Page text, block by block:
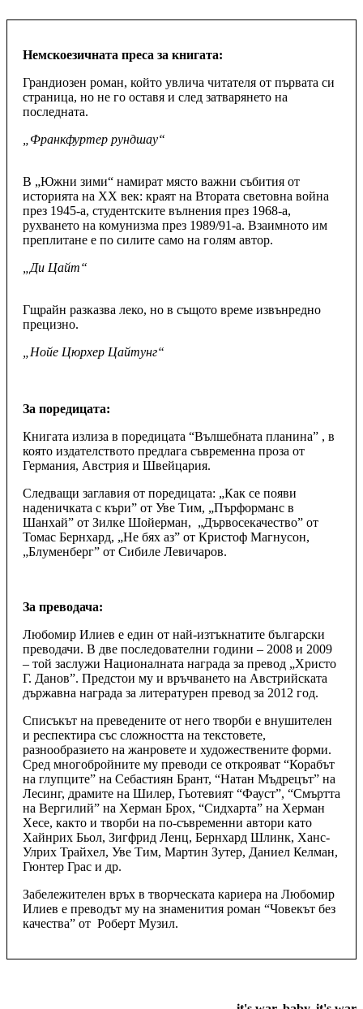
Немскоезичната преса за книгата:
Грандиозен роман, който увлича читателя от първата си
страница, но не го оставя и след затварянето на
последната.
„Франкфуртер рундшау“
В „Южни зими“ намират място важни събития от
историята на ХХ век: краят на Втората световна война
през 1945-а, студентските вълнения през 1968-а,
рухването на комунизма през 1989/91-а. Взаимното им
преплитане е по силите само на голям автор.
„Ди Цайт“
Гщрайн разказва леко, но в същото време извънредно
прецизно.
„Нойе Цюрхер Цайтунг“
За поредицата:
Книгата излиза в поредицата “Вълшебната планина” , в
която издателството предлага съвременна проза от
Германия, Австрия и Швейцария.
Следващи заглавия от поредицата: „Как се появи
наденичката с къри” от Уве Тим, „Пърформанс в
Шанхай” от Зилке Шойерман, „Дървосекачество” от
Томас Бернхард, „Не бях аз” от Кристоф Магнусон,
„Блуменберг” от Сибиле Левичаров.
За преводача:
Любомир Илиев е eдин от най-изтъкнатите български
преводачи. В две последователни години – 2008 и 2009
– той заслужи Националната награда за превод „Христо
Г. Данов”. Предстои му и връчването на Австрийската
държавна награда за литературен превод за 2012 год.
Списъкът на преведените от него творби е внушителен
и респектира със сложността на текстовете,
разнообразието на жанровете и художествените форми.
Сред многобройните му преводи се открояват “Корабът
на глупците” на Себастиян Брант, “Натан Мъдрецът” на
Лесинг, драмите на Шилер, Гьотевият “Фауст”, “Смъртта
на Вергилий” на Херман Брох, “Сидхарта” на Херман
Хесе, както и творби на по-съвременни автори като
Хайнрих Бьол, Зигфрид Ленц, Бернхард Шлинк, Ханс-
Улрих Трайхел, Уве Тим, Мартин Зутер, Даниел Келман,
Гюнтер Грас и др.
Забележителен връх в творческата кариера на Любомир
Илиев е преводът му на знаменития роман “Човекът без
качества” от Роберт Музил.